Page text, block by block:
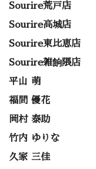
Sourire荒戸店
Sourire高城店
Sourire東比恵店
Sourire雑餉隈店
平山 萌
福間 優花
岡村 泰助
竹内 ゆりな
久家 三佳